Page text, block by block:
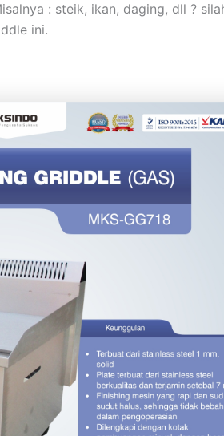
: steik, ikan, daging, dll ?
ini.